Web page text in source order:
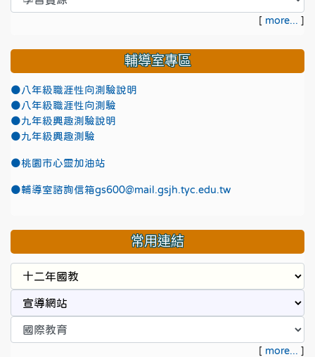
[ more... ]
輔導室專區
●八年級職涯性向測驗說明
●八年級職涯性向測驗
●九年級興趣測驗說明
●九年級興趣測驗
●桃園市心靈加油站
●輔導室諮詢信箱gs600@mail.gsjh.tyc.edu.tw
常用連結
[ more... ]